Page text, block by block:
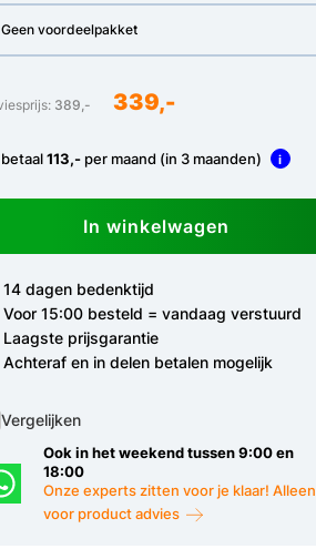
Geen voordeelpakket
389,- 339,-
113,-per maand (in 3 maanden) i
In winkelwagen
14 dagen bedenktijd
Voor 15:00 besteld = vandaag verstuurd
Laagste prijsgarantie
Achteraf en in delen betalen mogelijk
Vergelijken
Ook in het weekend tussen 9:00 en
18:00
Onze experts zitten voor je klaar! Alleen
voor product advies